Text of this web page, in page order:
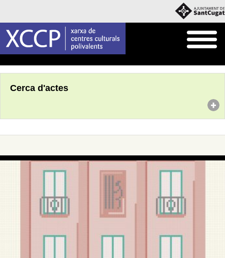
Cerca d'actes